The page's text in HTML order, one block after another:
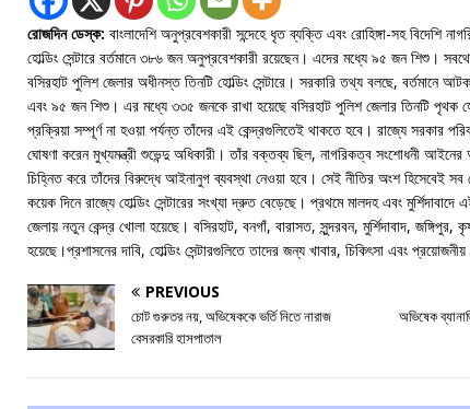
রোজদিন ডেস্ক: বাংলাদেশি অনুপ্রবেশকারী সন্দেহে ধৃত ব্যক্তি এবং রোহিঙ্গা-সহ বিদেশি
হোল্ডিং সেন্টারে বর্তমানে ৩৮৬ জন অনুপ্রবেশকারী রয়েছেন। এদের মধ্যে ৯৫ জন শিশু।
বসিরহাট পুলিশ জেলার অধীনস্ত তিনটি হোল্ডিং সেন্টারে। সরকারি তথ্য বলছে,
এবং ৯৫ জন শিশু। এর মধ্যে ৩৩৫ জনকে রাখা হয়েছে বসিরহাট পুলিশ জেলার তিনটি পৃথক
প্রক্রিয়া সম্পূর্ণ না হওয়া পর্যন্ত তাঁদের এই কেন্দ্রগুলিতেই থাকতে হবে। রাজ্যে সরকার
ঘোষণা করেন মুখ্যমন্ত্রী শুভেন্দু অধিকারী। তাঁর বক্তব্য ছিল, নাগরিকত্ব সংশোধনী
চিহ্নিত করে তাঁদের বিরুদ্ধে আইনানুগ ব্যবস্থা নেওয়া হবে। সেই নীতির অংশ হিসেবেই সব
কয়েক দিনে রাজ্যে হোল্ডিং সেন্টারের সংখ্যা দ্রুত বেড়েছে। প্রথমে মালদহ এবং
জেলায় নতুন কেন্দ্র খোলা হয়েছে। বসিরহাট, বনগাঁ, বারাসত, সুন্দরবন, মুর্শিদাবাদ,
হয়েছে।প্রশাসনের দাবি, হোল্ডিং সেন্টারগুলিতে তাদের জন্য খাবার, চিকিৎসা এবং
PREVIOUS
চোট গুরুতর নয়, অভিষেককে ভর্তি নিতে নারাজ
বেসরকারি হাসপাতাল
অভিষেক